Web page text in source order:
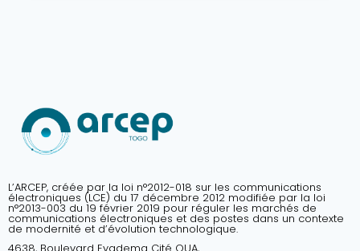
L’ARCEP, créée par la loi n°2012-018 sur les communications
électroniques (LCE) du 17 décembre 2012 modifiée par la loi
n°2013-003 du 19 février 2019 pour réguler les marchés de
communications électroniques et des postes dans un contexte
de modernité et d’évolution technologique.